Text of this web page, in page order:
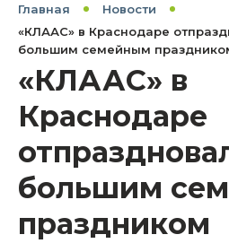
Главная
Новости
«КЛААС» в Краснодаре
большим семейным
«КЛААС» в
Краснодаре
большим
праздником